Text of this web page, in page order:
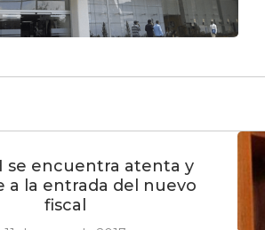
se encuentra atenta y
a la entrada del nuevo
fiscal